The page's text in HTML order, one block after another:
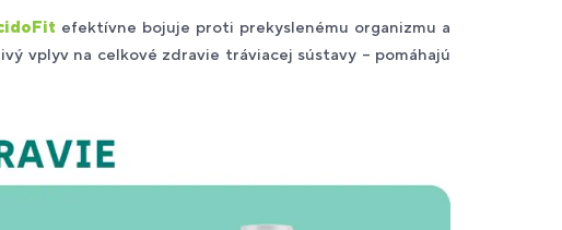
efektívne bojuje proti prekyslenému organizmu a
vplyv na celkové zdravie tráviacej sústavy – pomáhajú